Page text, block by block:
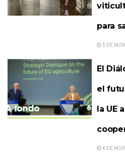
para
5 DE
El
el
la UE
4 DE